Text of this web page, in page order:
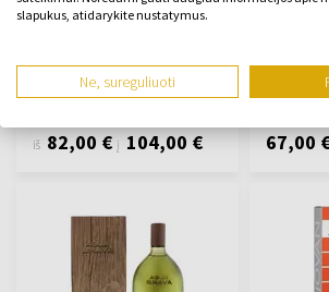
Iš 100ml - į 180ml -
Yra sandėlyje
iš82,00 €į 104,00 €
Yra
67,00
slapukus, atidarykite nustatymus.
Ne, sureguliuoti